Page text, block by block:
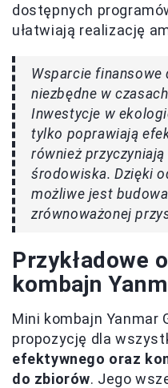
dostępnych
ułatwiają realizację
Wsparcie
niezbędne w
Inwestycje w
tylko poprawiają
również
środowiska. Dzięki
możliwe jest
zrównoważonej
Przykładowe
kombajn
Mini kombajn Yanmar
propozycję dla
efektywnego oraz
do zbiorów. Jego